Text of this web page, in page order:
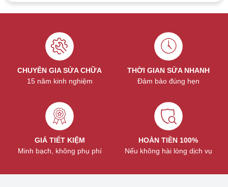
CHUYÊN GIA SỬA CHỮA
15 năm kinh nghiệm
THỜI GIAN SỬA NHANH
Đảm bảo đúng hẹn
GIÁ TIẾT KIỆM
Minh bạch, không phụ phí
HOÀN TIỀN 100%
Nếu không hài lòng dịch vụ